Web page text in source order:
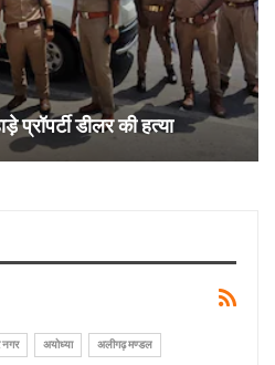
डीलर की हत्या
अयोध्या अलीगढ़ मण्डल